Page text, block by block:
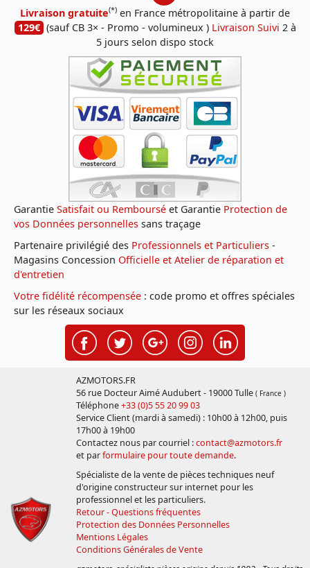
Livraison gratuite(*) en France métropolitaine à partir de
129€ (sauf CB 3× - Promo - volumineux ) Livraison Suivi 2 à
5 jours selon dispo stock
Garantie Satisfait ou Remboursé et Garantie Protection de
vos Données personnelles sans traçage
Partenaire privilégié des Professionnels et Particuliers -
Magasins Concession Officielle et Atelier de réparation et
d'entretien
Votre fidélité récompensée : code promo et offres spéciales
sur les réseaux sociaux
AZMOTORS.FR
56 rue Docteur Aimé Audubert - 19000 Tulle ( France )
Téléphone+33 (0)5 55 20 99 03
Service Client (mardi à samedi) : 10h00 à 12h00, puis
17h00 à 19h00
Contactez nous par courriel :contact@azmotors.fr
et parformulaire pour toute demande.
Spécialiste de la vente de pièces techniques neuf
d'origine constructeur sur internet pour les
professionnel et les particuliers.
Retour - Questions fréquentes
Protection des Données Personnelles
Mentions Légales
Conditions Générales de Vente